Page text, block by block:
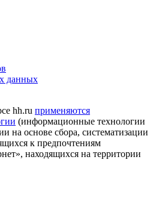
данных
hh.ru применяются
(информационные технологии
на основе сбора, систематизации
к предпочтениям
находящихся на территории